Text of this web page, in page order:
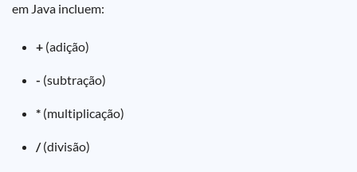
em Java incluem:
+ (adição)
- (subtração)
* (multiplicação)
/(divisão)